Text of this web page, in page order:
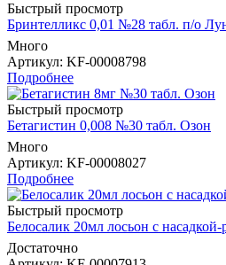
Быстрый просмотр
Бринтелликс 0,01 №28 табл. п/о
Много
Артикул: KF-00008798
Подробнее
Быстрый просмотр
Бетагистин 0,008 №30 табл. Озон
Много
Артикул: KF-00008027
Подробнее
Быстрый просмотр
Белосалик 20мл лосьон с
Достаточно